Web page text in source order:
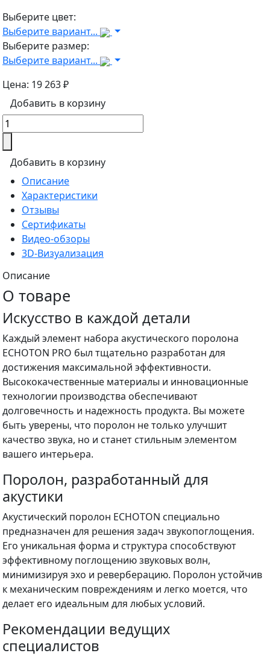
Выберите цвет:
Выберите вариант...
Выберите размер:
Выберите вариант...
Цена: 19 263 ₽
Добавить в корзину
Добавить в корзину
Описание
Характеристики
Отзывы
Сертификаты
Видео-обзоры
3D-Визуализация
Описание
О товаре
Искусство в каждой детали
Каждый элемент набора акустического поролона
ECHOTON PRO был тщательно разработан для
достижения максимальной эффективности.
Высококачественные материалы и инновационные
технологии производства обеспечивают
долговечность и надежность продукта. Вы можете
быть уверены, что поролон не только улучшит
качество звука, но и станет стильным элементом
вашего интерьера.
Поролон, разработанный для
акустики
Акустический поролон ECHOTON специально
предназначен для решения задач звукопоглощения.
Его уникальная форма и структура способствуют
эффективному поглощению звуковых волн,
минимизируя эхо и реверберацию. Поролон устойчив
к механическим повреждениям и легко моется, что
делает его идеальным для любых условий.
Рекомендации ведущих
специалистов